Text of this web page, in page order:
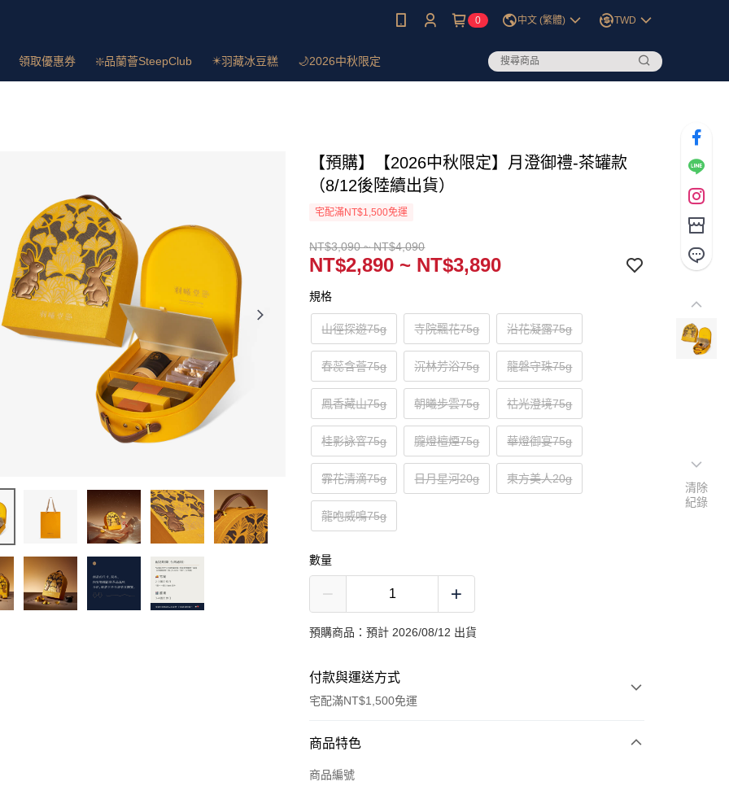
0 中文 (繁體) TWD
領取優惠券 ❇️品蘭薈SteepClub ✴️羽藏冰豆糕 🌙2026中秋限定
【預購】【2026中秋限定】月澄御禮-茶罐款
（8/12後陸續出貨）
宅配滿NT$1,500免運
NT$3,090 ~ NT$4,090
NT$2,890 ~ NT$3,890
規格
山徑探遊75g 寺院飄花75g 沿花凝露75g
春蕊含薈75g 沉林芳浴75g 龍磐守珠75g
鳳香藏山75g 朝曦步雲75g 祜光澄境75g
桂影詠窨75g 朧燈檀煙75g 華燈御宴75g
霏花清滴75g 日月星河20g 東方美人20g
龍咆威鳴75g
數量
預購商品：預計 2026/08/12 出貨
付款與運送方式
宅配滿NT$1,500免運
付款方式
信用卡一次付款
商品特色
商品編號
清除
紀錄